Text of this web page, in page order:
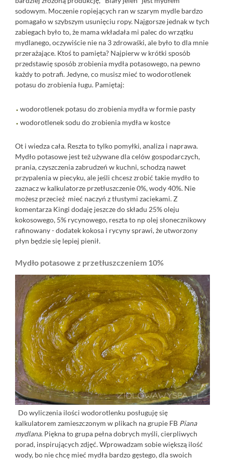
sodowym. Moczenie ropiejących ran w szarym mydle bardzo
pomagało w szybszym usunięciu ropy. Najgorsze jednak w tych
zabiegach było to, że mama wkładała mi palec do wrzątku
mydlanego, oczywiście nie na 3 zdrowaśki, ale było to dla mnie
przerażające. Ktoś to pamięta? Najpierw w krótki sposób
przedstawię sposób zrobienia mydła potasowego, na pewno
każdy to potrafi. Jedyne, co musisz mieć to wodorotlenek
potasu do zrobienia ługu. Pamiętaj:
wodorotlenek potasu do zrobienia mydła w formie pasty
wodorotlenek sodu do zrobienia mydła w kostce
Ot i wiedza cała. Reszta to tylko pomyłki, analiza i naprawa.
Mydło potasowe jest też używane dla celów gospodarczych,
prania, czyszczenia zabrudzeń w kuchni, schodzą nawet
przypalenia w piecyku, ale jeśli chcesz zrobić takie mydło to
zaznacz w kalkulatorze przetłuszczenie 0%, wody 40%. Nie
możesz przecież mieć naczyń z tłustymi zaciekami. Z
komentarza Kingi dodaję jeszcze do składu 25% oleju
kokosowego, 5% rycynowego, reszta to np olej słonecznikowy
rafinowany - dodatek kokosa i rycyny sprawi, że utworzony
płyn będzie się lepiej pienił.
Mydło potasowe z przetłuszczeniem 10%
Do wyliczenia ilości wodorotlenku posługuję się
kalkulatorem zamieszczonym w plikach na grupie FB Piana
mydlana. Piękna to grupa pełna dobrych myśli, cierpliwych
porad, inspirujących zdjęć. Wprowadzam sobie większą ilość
wody, bo nie chcę mieć mydła bardzo gęstego, dla swoich